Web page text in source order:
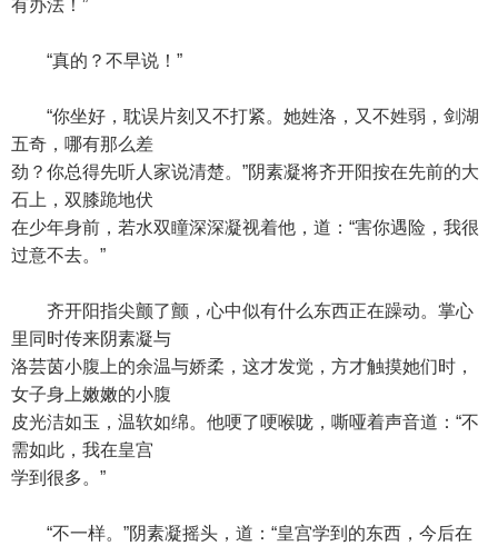
有办法！”
“真的？不早说！”
“你坐好，耽误片刻又不打紧。她姓洛，又不姓弱，剑湖
五奇，哪有那么差
劲？你总得先听人家说清楚。”阴素凝将齐开阳按在先前的大
石上，双膝跪地伏
在少年身前，若水双瞳深深凝视着他，道：“害你遇险，我很
过意不去。”
齐开阳指尖颤了颤，心中似有什么东西正在躁动。掌心
里同时传来阴素凝与
洛芸茵小腹上的余温与娇柔，这才发觉，方才触摸她们时，
女子身上嫩嫩的小腹
皮光洁如玉，温软如绵。他哽了哽喉咙，嘶哑着声音道：“不
需如此，我在皇宫
学到很多。”
“不一样。”阴素凝摇头，道：“皇宫学到的东西，今后在